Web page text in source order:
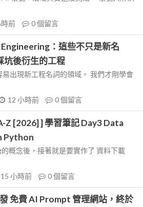
前 0個留言
：這些不只是新名
坑後衍生的工程
出現新工程名詞的領域。 我們才剛學會
12 小時前 0個留言
Z [2026] ] 學習筆記 Day3 Data
Python
概念後，接著就是要實作了 資料下載
15 小時前 0個留言
免費 AI Prompt 管理網站，終於